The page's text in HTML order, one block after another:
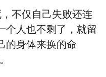
不仅自己失败还连
个人也不剩了，就留
的身体来换的命